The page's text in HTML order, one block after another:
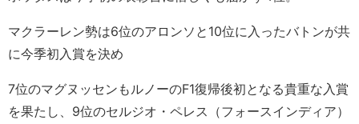
マクラーレン勢は6位のアロンソと10位に入ったバトンが共
に今季初入賞を決め
7位のマグヌッセンもルノーのF1復帰後初となる貴重な入賞
を果たし、9位のセルジオ・ペレス（フォースインディア）